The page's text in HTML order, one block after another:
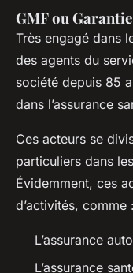
GMF ou
Très engagé dans
des agents du
société depuis 85
dans l’assurance
Ces acteurs se
particuliers dans
Évidemment, ces
d’activités, comme :
L’assurance
L’assurance